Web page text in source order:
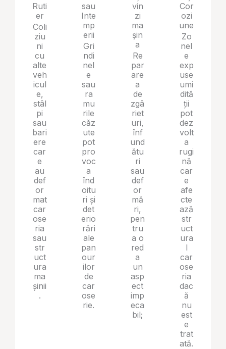
Ruti
er
Coli
ziu
ni
cu
alte
veh
icul
e,
stâl
pi
sau
bari
ere
car
e
au
def
or
mat
car
ose
ria
sau
str
uct
ura
ma
șinii
.
sau
Inte
mp
erii
Gri
ndi
nel
e
sau
ra
mu
rile
căz
ute
pot
pro
voc
a
înd
oitu
ri și
det
erio
rări
ale
pan
our
ilor
de
car
ose
rie.
vin
zi
ma
șin
a
Re
par
are
a
de
zgâ
riet
uri,
înf
und
ătu
ri
sau
def
or
mă
ri,
pen
tru
a o
red
a
un
asp
ect
imp
eca
bil;
Cor
ozi
une
Zo
nel
e
exp
use
umi
dită
ții
pot
dez
volt
a
rugi
nă
car
e
afe
cte
ază
str
uct
ura
l
car
ose
ria
dac
ă
nu
est
e
trat
ată.